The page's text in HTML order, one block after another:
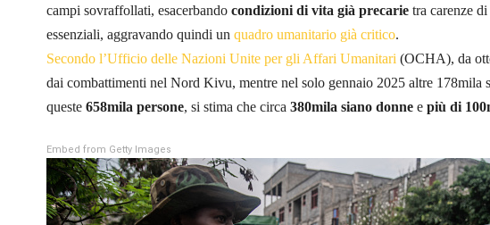
campi sovraffollati, esacerbando condizioni di vita già precarie tra carenze
essenziali, aggravando quindi un quadro umanitario già critico.
Secondo l’Ufficio delle Nazioni Unite per gli Affari Umanitari (OCHA), da
dai combattimenti nel Nord Kivu, mentre nel solo gennaio 2025 altre 178mila
queste 658mila persone, si stima che circa 380mila siano donne e più di
Embed from Getty Images